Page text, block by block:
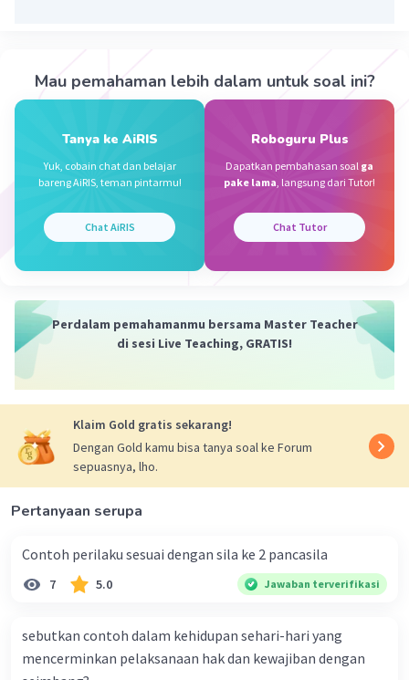
Iklan
Pancasila adalah ideologi negara Indonesia yang
terdiri dari lima sila, yaitu:
Indonesia mengakui dan menghormati
keberadaan Tuhan Yang Maha Esa.
Kemanusiaan yang Adil dan Beradab:
dan persamaan derajat.
Persatuan Indonesia:Bangsa Indonesia
dapat dipecah-belah.
Kerakyatan yang Dipimpin oleh Hikmat
Kebijaksanaan dalam
Permusyawaratan/Perwakilan:
Kedaulatan rakyat dilaksanakan secara
demokratis melalui musyawarah mufakat.
Indonesia:Bangsa Indonesia
menghendaki terciptanya keadilan sosial
bagi seluruh rakyat Indonesia.
Pancasila memiliki fungsi sebagai berikut:
Mau pemahaman lebih dalam untuk soal ini?
Tanya ke AiRIS
Yuk, cobain chat dan belajar
bareng AiRIS, teman pintarmu!
Chat AiRIS
Roboguru Plus
Dapatkan pembahasan soal ga
pake lama, langsung dari Tutor!
Chat Tutor
Perdalam pemahamanmu bersama Master Teacher
di sesi Live Teaching, GRATIS!
Klaim Gold gratis sekarang!
Dengan Gold kamu bisa tanya soal ke Forum
sepuasnya, lho.
Pertanyaan serupa
Contoh perilaku sesuai dengan sila ke 2 pancasila
7 5.0 Jawaban terverifikasi
sebutkan contoh dalam kehidupan sehari-hari yang
mencerminkan pelaksanaan hak dan kewajiban dengan